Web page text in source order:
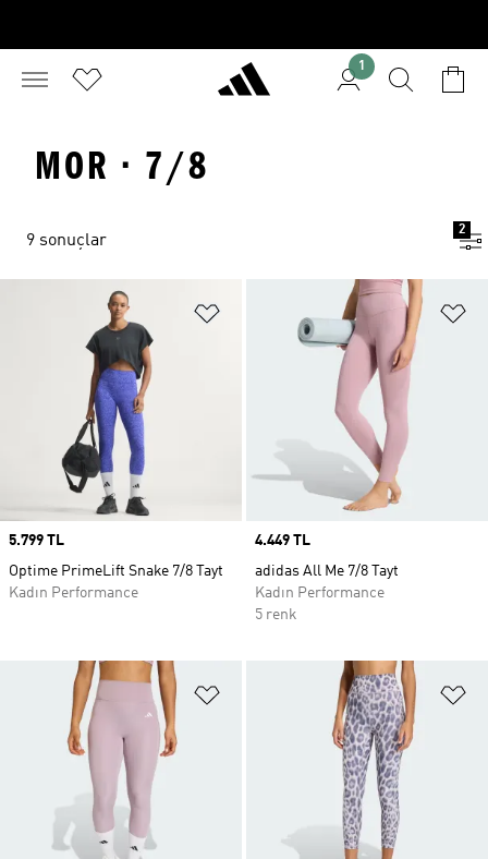
1
MOR · 7/8
9 sonuçlar
2
Favori Listesine Ekle
Price
5.799 TL
Optime PrimeLift Snake 7/8 Tayt
Kadın Performance
Price
4.449 TL
adidas All Me 7/8 Tayt
Kadın Performance
5 renk
Favori Listesine Ekle